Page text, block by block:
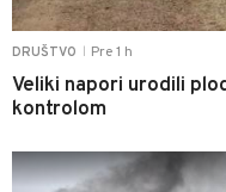
DRUŠTVO Pre 1 h
Veliki napori urodili
kontrolom